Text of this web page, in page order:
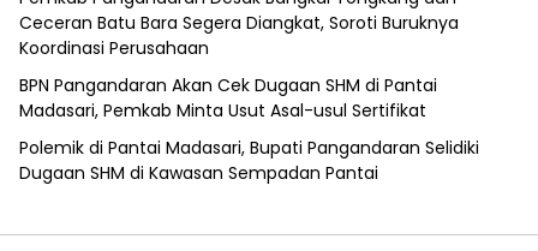
Ceceran Batu Bara Segera Diangkat, Soroti Buruknya
Koordinasi Perusahaan
BPN Pangandaran Akan Cek Dugaan SHM di Pantai
Madasari, Pemkab Minta Usut Asal-usul Sertifikat
Polemik di Pantai Madasari, Bupati Pangandaran Selidiki
Dugaan SHM di Kawasan Sempadan Pantai